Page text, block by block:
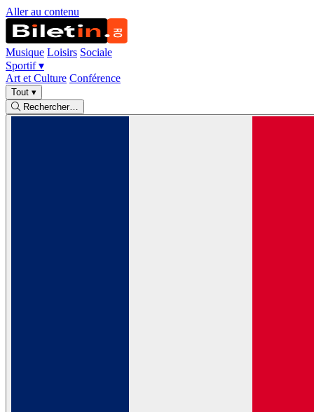
Aller au contenu
Musique Loisirs Sociale
Sportif▾
Art et Culture Conférence
Tout ▾
Rechercher…